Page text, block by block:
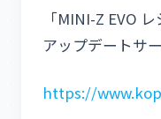
「MINI-Z EVO
アップデートサ
https://